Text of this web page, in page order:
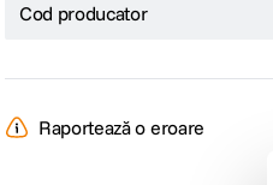
Cod producator
Raportează o eroare